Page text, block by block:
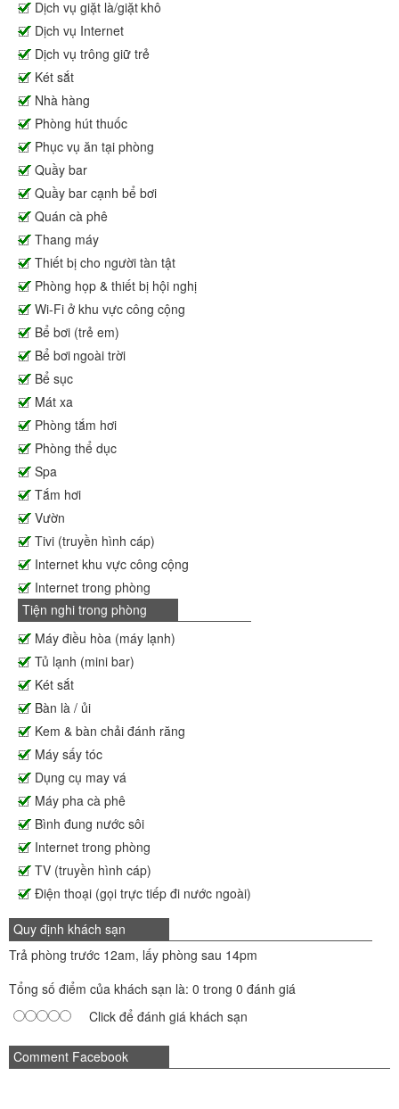
Dịch vụ giặt là/giặt khô
Dịch vụ Internet
Dịch vụ trông giữ trẻ
Két sắt
Nhà hàng
Phòng hút thuốc
Phục vụ ăn tại phòng
Quầy bar
Quầy bar cạnh bể bơi
Quán cà phê
Thang máy
Thiết bị cho người tàn tật
Phòng họp & thiết bị hội nghị
Wi-Fi ở khu vực công cộng
Bể bơi (trẻ em)
Bể bơi ngoài trời
Bể sục
Mát xa
Phòng tắm hơi
Phòng thể dục
Spa
Tắm hơi
Vườn
Tivi (truyền hình cáp)
Internet khu vực công cộng
Internet trong phòng
Tiện nghi trong phòng
Máy điều hòa (máy lạnh)
Tủ lạnh (mini bar)
Két sắt
Bàn là / ủi
Kem & bàn chải đánh răng
Máy sấy tóc
Dụng cụ may vá
Máy pha cà phê
Bình đung nước sôi
Internet trong phòng
TV (truyền hình cáp)
Điện thoại (gọi trực tiếp đi nước ngoài)
Quy định khách sạn
Trả phòng trước 12am, lấy phòng sau 14pm
Tổng số điểm của khách sạn là: 0 trong 0 đánh giá
Click để đánh giá khách sạn
Comment Facebook